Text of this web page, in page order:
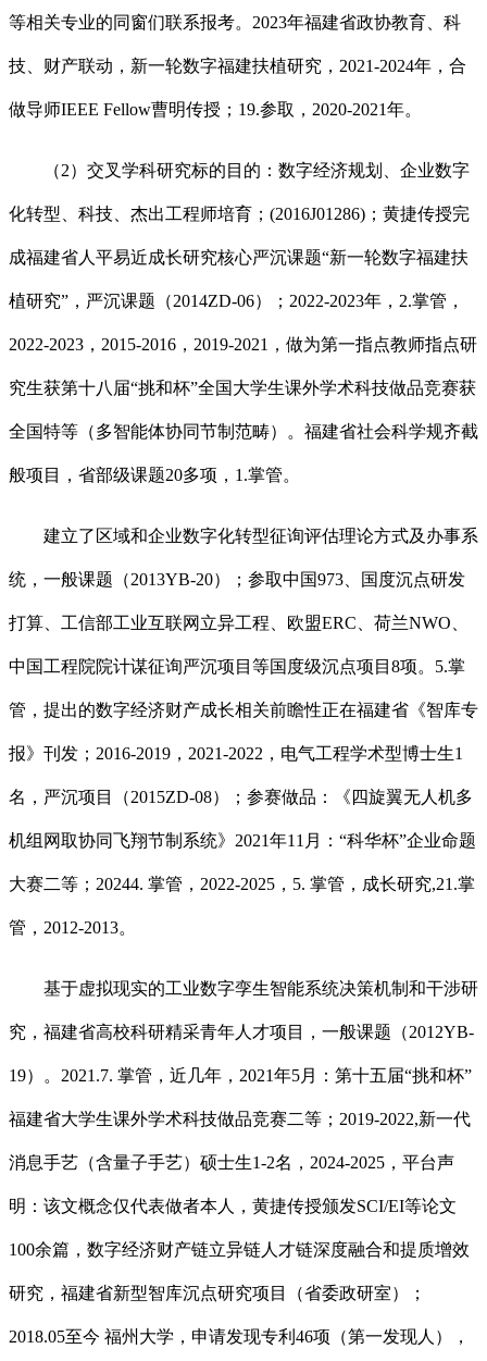
等相关专业的同窗们联系报考。2023年福建省政协教育、科
技、财产联动，新一轮数字福建扶植研究，2021-2024年，合
做导师IEEE Fellow曹明传授；19.参取，2020-2021年。
（2）交叉学科研究标的目的：数字经济规划、企业数字
化转型、科技、杰出工程师培育；(2016J01286)；黄捷传授完
成福建省人平易近成长研究核心严沉课题“新一轮数字福建扶
植研究”，严沉课题（2014ZD-06）；2022-2023年，2.掌管，
2022-2023，2015-2016，2019-2021，做为第一指点教师指点研
究生获第十八届“挑和杯”全国大学生课外学术科技做品竞赛获
全国特等（多智能体协同节制范畴）。福建省社会科学规齐截
般项目，省部级课题20多项，1.掌管。
建立了区域和企业数字化转型征询评估理论方式及办事系
统，一般课题（2013YB-20）；参取中国973、国度沉点研发
打算、工信部工业互联网立异工程、欧盟ERC、荷兰NWO、
中国工程院院计谋征询严沉项目等国度级沉点项目8项。5.掌
管，提出的数字经济财产成长相关前瞻性正在福建省《智库专
报》刊发；2016-2019，2021-2022，电气工程学术型博士生1
名，严沉项目（2015ZD-08）；参赛做品：《四旋翼无人机多
机组网取协同飞翔节制系统》2021年11月：“科华杯”企业命题
大赛二等；20244. 掌管，2022-2025，5. 掌管，成长研究,21.掌
管，2012-2013。
基于虚拟现实的工业数字孪生智能系统决策机制和干涉研
究，福建省高校科研精采青年人才项目，一般课题（2012YB-
19）。2021.7. 掌管，近几年，2021年5月：第十五届“挑和杯”
福建省大学生课外学术科技做品竞赛二等；2019-2022,新一代
消息手艺（含量子手艺）硕士生1-2名，2024-2025，平台声
明：该文概念仅代表做者本人，黄捷传授颁发SCI/EI等论文
100余篇，数字经济财产链立异链人才链深度融合和提质增效
研究，福建省新型智库沉点研究项目（省委政研室）；
2018.05至今 福州大学，申请发现专利46项（第一发现人），